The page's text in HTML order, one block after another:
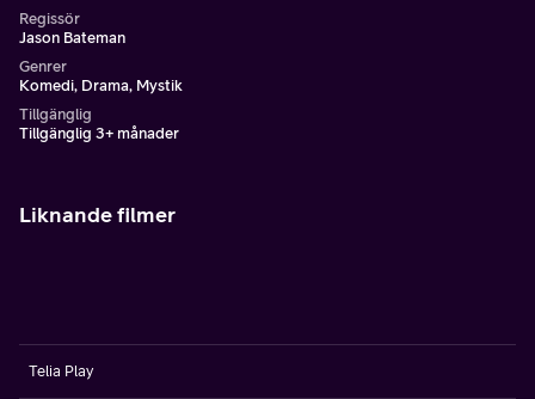
Regissör
Jason Bateman
Genrer
Komedi, Drama, Mystik
Tillgänglig
Tillgänglig 3+ månader
Liknande filmer
Telia Play